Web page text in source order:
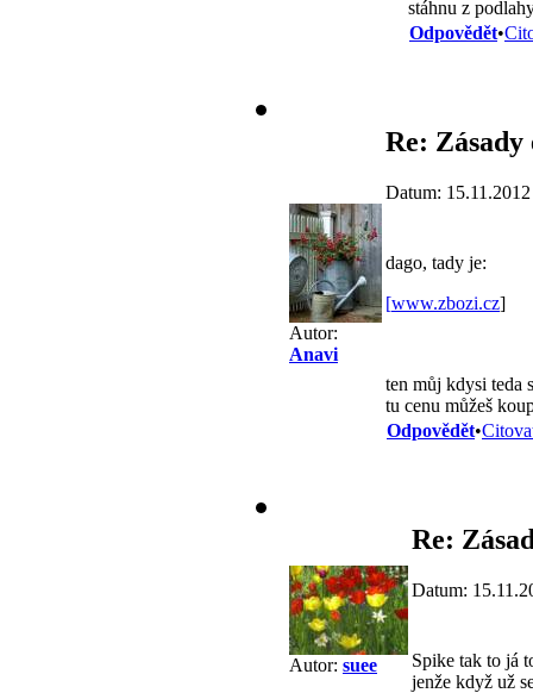
stáhnu z
Odpovědět•
Autor:
Anavi
Re:
Datum:
dago, tady je:
[www.zbozi.cz]
ten můj kdysi teda
tu cenu můžeš
Odpovědět•
Autor: suee
Re:
Datum:
Spike tak to já
jenže když už